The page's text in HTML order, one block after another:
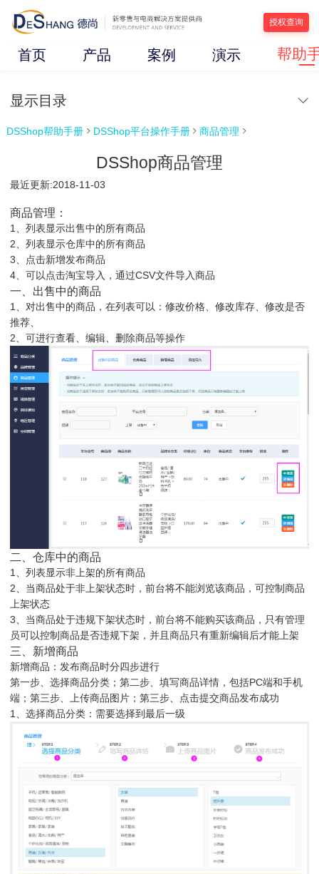
授权查询
首页 产品 案例 演示 帮助
显示目录
DSShop帮助手册  DSShop平台操作手册  商品管理 
DSShop商品管理
最近更新:2018-11-03
商品管理：
1、列表显示出售中的所有商品
2、列表显示仓库中的所有商品
3、点击新增发布商品
4、可以点击淘宝导入，通过CSV文件导入商品
一、出售中的商品
1、对出售中的商品，在列表可以：修改价格、修改库存、修改是否
推荐、
2、可进行查看、编辑、删除商品等操作
二、仓库中的商品
1、列表显示非上架的所有商品
2、当商品处于非上架状态时，前台将不能浏览该商品，可控制商品
上架状态
3、当商品处于违规下架状态时，前台将不能购买该商品，只有管理
员可以控制商品是否违规下架，并且商品只有重新编辑后才能上架
三、新增商品
新增商品：发布商品时分四步进行
第一步、选择商品分类；第二步、填写商品详情，包括PC端和手机
端；第三步、上传商品图片；第三步、点击提交商品发布成功
1、选择商品分类：需要选择到最后一级